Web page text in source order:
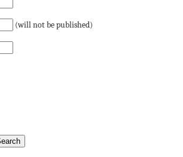
(will not be published)